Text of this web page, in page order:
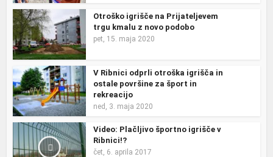
Otroško igrišče na Prijateljevem
trgu kmalu z novo podobo
pet, 15. maja 2020
V Ribnici odprli otroška igrišča in
ostale površine za šport in
rekreacijo
ned, 3. maja 2020
Video: Plačljivo športno igrišče v
Ribnici!?
čet, 6. aprila 2017